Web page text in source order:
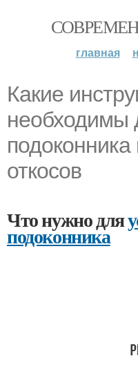
главная
Какие
необходимы
откосов
Что нужно для
подоконника